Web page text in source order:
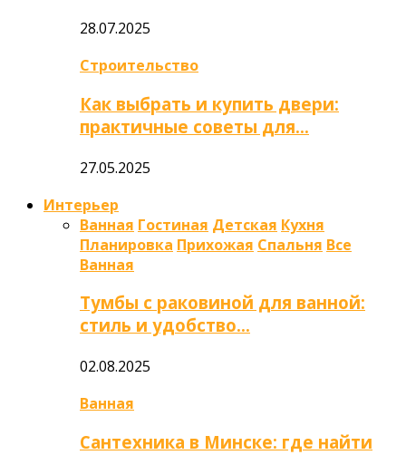
28.07.2025
Строительство
Как выбрать и купить двери:
практичные советы для…
27.05.2025
Интерьер
Ванная Гостиная Детская Кухня
Планировка Прихожая Спальня Все
Ванная
Тумбы с раковиной для ванной:
стиль и удобство…
02.08.2025
Ванная
Сантехника в Минске: где найти